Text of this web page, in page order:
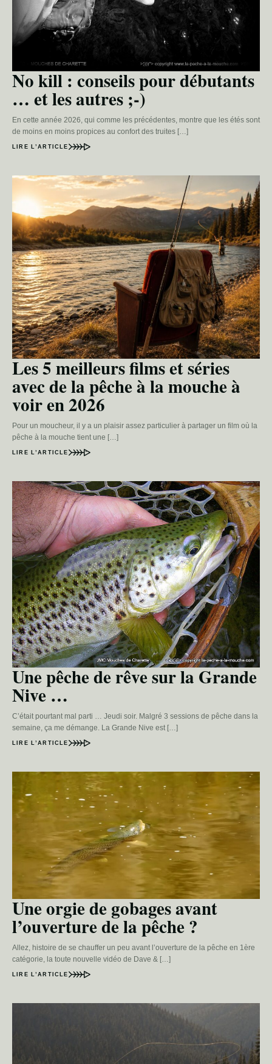
No kill : conseils pour débutants
… et les autres ;-)
En cette année 2026, qui comme les précédentes, montre que les étés sont
de moins en moins propices au confort des truites […]
LIRE L’ARTICLE
Les 5 meilleurs films et séries
avec de la pêche à la mouche à
voir en 2026
Pour un moucheur, il y a un plaisir assez particulier à partager un film où la
pêche à la mouche tient une […]
LIRE L’ARTICLE
Une pêche de rêve sur la Grande
Nive …
C’était pourtant mal parti … Jeudi soir. Malgré 3 sessions de pêche dans la
semaine, ça me démange. La Grande Nive est […]
LIRE L’ARTICLE
Une orgie de gobages avant
l’ouverture de la pêche ?
Allez, histoire de se chauffer un peu avant l’ouverture de la pêche en 1ère
catégorie, la toute nouvelle vidéo de Dave & […]
LIRE L’ARTICLE